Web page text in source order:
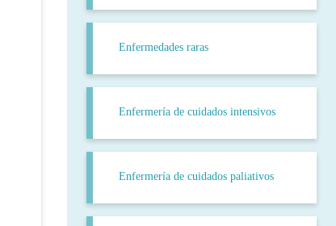
Enfermedades raras
Enfermería de cuidados intensivos
Enfermería de cuidados paliativos